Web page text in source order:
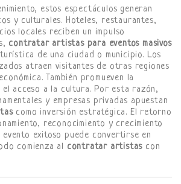
estos espectáculos generan
y culturales. Hoteles, restaurantes,
locales reciben un impulso
contratar artistas para eventos masivos
de una ciudad o municipio. Los
atraen visitantes de otras regiones
También promueven la
el acceso a la cultura. Por esta razón,
y empresas privadas apuestan
como inversión estratégica. El retorno
reconocimiento y crecimiento
evento exitoso puede convertirse en
comienza al contratar artistas con